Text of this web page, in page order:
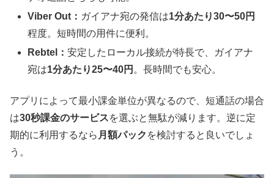
Viber Out： ガイアナ宛の発信は1分あたり30〜50円
程度。短時間の用件に便利。
Rebtel：安定したローカル接続が特長で、ガイアナ
宛は1分あたり25〜40円 。長時間でも安心。
アプリによって最小課金単位が異なるので、短通話の場合
は30秒課金のサービスを選ぶと無駄が減ります。逆に定
期的に利用するなら 月額パック を検討すると良いでしょ
う。